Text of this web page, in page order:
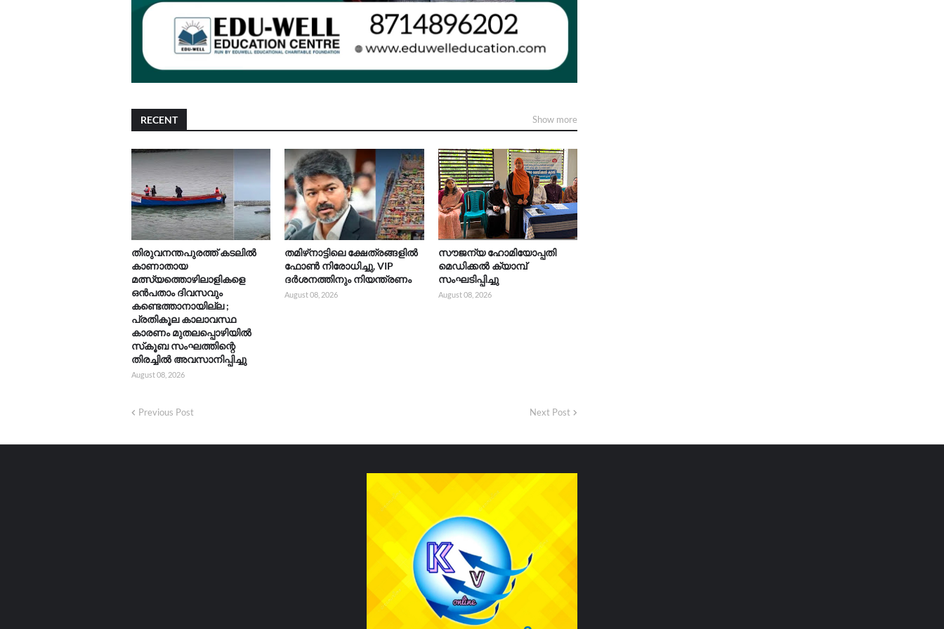
RECENT Show more
തിരുവനന്തപുരത്ത് കടലിൽ
കാണാതായ
മത്സ്യത്തൊഴിലാളികളെ
ഒൻപതാം ദിവസവും
കണ്ടെത്താനായില്ല ;
പ്രതികൂല കാലാവസ്ഥ
കാരണം മുതലപ്പൊഴിയിൽ
സ്‌കൂബ സംഘത്തിന്റെ
തിരച്ചിൽ അവസാനിപ്പിച്ചു
August 08, 2026
തമിഴ്‌നാട്ടിലെ ക്ഷേത്രങ്ങളിൽ
ഫോൺ നിരോധിച്ചു, VIP
ദർശനത്തിനും നിയന്ത്രണം
August 08, 2026
സൗജന്യ ഹോമിയോപ്പതി
മെഡിക്കൽ ക്യാമ്പ്
സംഘടിപ്പിച്ചു
August 08, 2026
Previous Post Next Post